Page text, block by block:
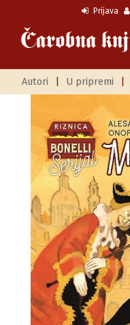
Prijava
Autori U pripremi